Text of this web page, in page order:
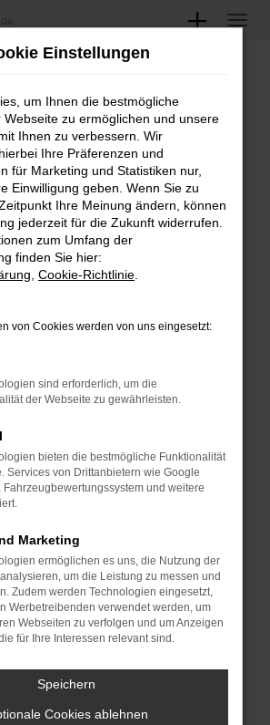
Error
ein Fehler aufgetreten.
Tipps, die dir helfen können:
Firewall und deine
Webseiten, zum Beispiel
wie Werbeblocker,
Laden bestimmter Seiten
Funktioniert die Seite in einem
oder in einem privaten
Gerät neu.
helfen,
Probleme zu beheben.
dass dein Browser und dein
auf dem neuesten Stand
birgt nicht nur ein
sondern kann auch dazu
Einstellungen
um Ihnen die bestmögliche
Webseite zu ermöglichen und unsere
Ihnen zu verbessern. Wir
Ihre Präferenzen und
für Marketing und Statistiken nur,
Einwilligung geben. Wenn Sie zu
Ihre Meinung ändern, können
jederzeit für die Zukunft widerrufen.
zum Umfang der
finden Sie hier:
Cookie-Richtlinie
von Cookies werden von uns eingesetzt:
sind erforderlich, um die
der Webseite zu gewährleisten.
bieten die bestmögliche Funktionalität
Services von Drittanbietern wie Google
Fahrzeugbewertungssystem und weitere
Marketing
ermöglichen es uns, die Nutzung der
um die Leistung zu messen und
Zudem werden Technologien eingesetzt,
Werbetreibenden verwendet werden, um
Webseiten zu verfolgen und um Anzeigen
für Ihre Interessen relevant sind.
Speichern
Cookies ablehnen